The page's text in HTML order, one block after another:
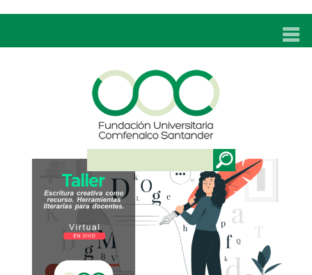
UNC
ADMISIONES
PROGRAMAS
TÉCNICOS LABORALES
BIENESTAR
BIBLIOTECA
INVESTIGACIONES